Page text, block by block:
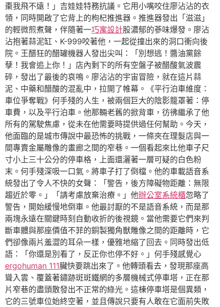
棗我飛不遠！」吉娃娃特務抗議。它用小嘴咬住廖沾沾的衣
領，同時開啟了它背上的枸杞推進器。推進器發出「滋滋」
的輕微煎煮聲，伴隨著一巧寓設計股濃郁的蔘味爆發。廖沾
沾抱著蒜泥缸、K-999咬著他，一起從撞出來的洞口衝向後
院。王醋狂的醋罐機器人發出尖叫：「別想逃！醬油黨餘
孽！我會追上你！」店內剩下的所有空盤子被醋酸氣波震
碎，發出了最後的哀鳴。廖沾沾的宇宙冒險，就在這片蒜
泥、中藥和醋酸的混亂中，拉開了帷幕。《平行泊車維度：
車位爭奪戰》何手殘的人生，被兩個巨大的陰影籠罩著：停
車費，以及平行泊車。他那輛老舊的掀背車，彷彿繼承了他
所有的駕駛焦慮，從未在他需要時提供過任何幫助。今天，
他面臨的是城市傳說中最恐怖的挑戰，一條夾在理髮店與一
間專賣金屬雕像的畫廊之間的窄巷。一個看起來比他車子尺
寸小上三十公分的停車格，上面還灑著一層可疑的白色粉
末。何手殘深吸一口氣。將車子打了倒檔。他的車載語音系
統發出了令人不快的女聲：「警告，後方障礙物距離：無限
趨近於零。」「請考慮放棄治療。」他辦公室系統櫃忽略了
警告，開始緩慢地倒車。他最討厭的不是語音系統，而是那
兩塊永遠在關鍵時刻自動收折的後視鏡。當他需要它們來判
斷車體與那座價值不菲的銅製獨角獸雕像之間的距離時，它
們卻像兩片羞澀的耳朵一樣，優雅地縮了回去。同時發出低
語：「你還是別看了，反正你也停不好。」何手殘感覺心
ergohuman 111臟快要跳出來了。他轉頭看去，發現那座高
聳入雲、覆蓋著鏽跡斑斑鐵網的多層機械式停車塔，正在那
片窄巷的盡頭散發出不正常的綠光。這棟停車塔是個異類，
它的三號車位始終空著，並且傳說只要有人敢在它面前失敗